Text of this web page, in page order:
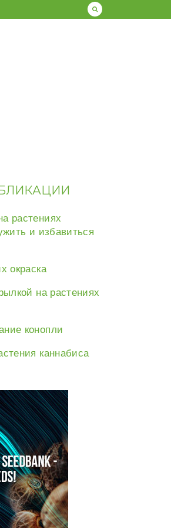
растениях
и избавиться
окраска
на растениях
конопли
каннабиса